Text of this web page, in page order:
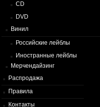
CD
DVD
Винил
Российские лейблы
Иностранные лейблы
Мерчендайзинг
Распродажа
Правила
Контакты